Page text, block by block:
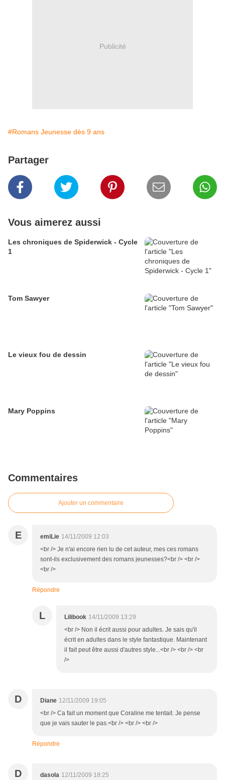
Publicité
#Romans Jeunesse dès 9 ans
Partager
Vous aimerez aussi
Les chroniques de Spiderwick - Cycle
1
Tom Sawyer
Le vieux fou de dessin
Mary Poppins
Commentaires
Ajouter un commentaire
E emiLie 14/11/2009 12:03
<br /> Je n'ai encore rien lu de cet auteur, mes ces romans
sont-ils exclusivement des romans jeunesses?<br /> <br />
<br />
Répondre
L Lilibook 14/11/2009 13:29
<br /> Non il écrit aussi pour adultes. Je sais qu'il
écrit en adultes dans le style fantastique. Maintenant
il fait peut être aussi d'autres style...<br /> <br /> <br
/>
D Diane 12/11/2009 19:05
<br /> Ca fait un moment que Coraline me tentait. Je pense
que je vais sauter le pas.<br /> <br /> <br />
Répondre
D dasola 12/11/2009 18:25